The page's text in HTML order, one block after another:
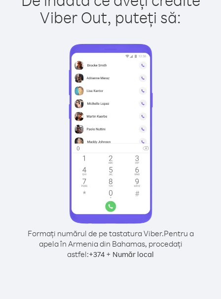
Viber Out, puteți să:
Formați numărul de pe tastatura Viber.Pentru a
apela în Armenia din Bahamas, procedați
astfel:+374 + Număr local